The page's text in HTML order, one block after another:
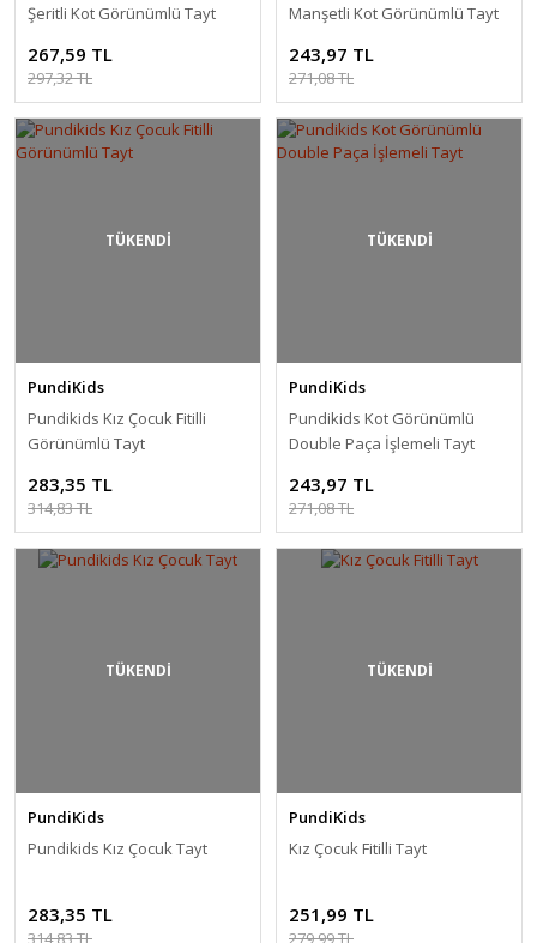
Şeritli Kot Görünümlü Tayt
267,59 TL
297,32 TL
Manşetli Kot Görünümlü Tayt
243,97 TL
271,08 TL
TÜKENDİ
PundiKids
Pundikids Kız Çocuk Fitilli
Görünümlü Tayt
283,35 TL
314,83 TL
TÜKENDİ
PundiKids
Pundikids Kot Görünümlü
Double Paça İşlemeli Tayt
243,97 TL
271,08 TL
TÜKENDİ
PundiKids
Pundikids Kız Çocuk Tayt
283,35 TL
314,83 TL
TÜKENDİ
PundiKids
Kız Çocuk Fitilli Tayt
251,99 TL
279,99 TL